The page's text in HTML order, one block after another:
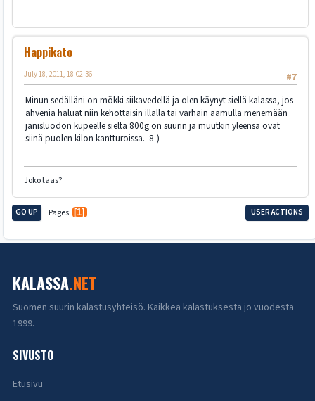
Happikato
#7
July 18, 2011, 18:02:36
Minun sedälläni on mökki siikavedellä ja olen käynyt siellä kalassa, jos
ahvenia haluat niin kehottaisin illalla tai varhain aamulla menemään
jänisluodon kupeelle sieltä 800g on suurin ja muutkin yleensä ovat
siinä puolen kilon kantturoissa. 8-)
Joko taas?
GO UP Pages 1 USER ACTIONS
KALASSA.NET
Suomen suurin kalastusyhteisö. Kaikkea kalastuksesta jo vuodesta
1999.
SIVUSTO
Etusivu